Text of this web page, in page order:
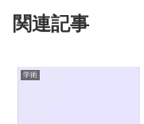
関連記事
学術